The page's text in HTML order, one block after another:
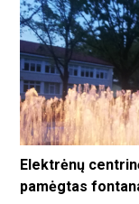
Elektrėnų
pamėgtas